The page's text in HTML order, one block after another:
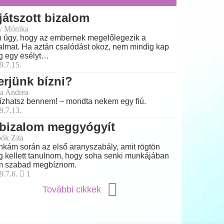
bizalom
Mónika
úgy, hogy az embernek megelőlegezik a
Ha aztán csalódást okoz, nem mindig kap
egy esélyt…
bízni?
Andrea
bennem! – mondta nekem egy fiú.
meggyógyít
Zita
során az első aranyszabály, amit rögtön
kellett tanulnom, hogy soha senki munkájában
szabad megbíznom.
1
További cikkek